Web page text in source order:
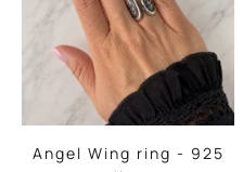
Angel Wing ring - 925